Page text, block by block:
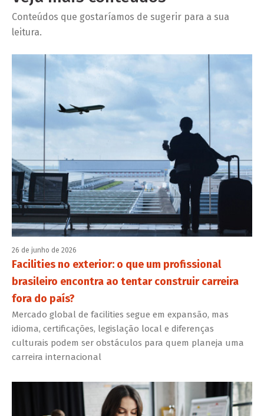
Conteúdos que gostaríamos de sugerir para a sua
leitura.
26 de junho de 2026
Facilities no exterior: o que um profissional
brasileiro encontra ao tentar construir carreira
fora do país?
Mercado global de facilities segue em expansão, mas
idioma, certificações, legislação local e diferenças
culturais podem ser obstáculos para quem planeja uma
carreira internacional